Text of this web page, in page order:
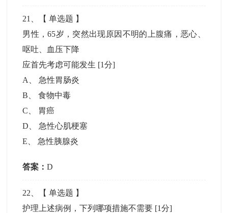
21 、【单选题 】
男性，65岁，突然出现原因不明的上腹痛，恶心、
呕吐、血压下降
应首先考虑可能发生 [1分]
A
急性胃肠炎
B 、食物中毒
C
胃癌
D
急性心肌梗塞
E
急性胰腺炎
答案：D
22 、【单选题 】
护理上述病例，下列哪项措施不需要 [1分]